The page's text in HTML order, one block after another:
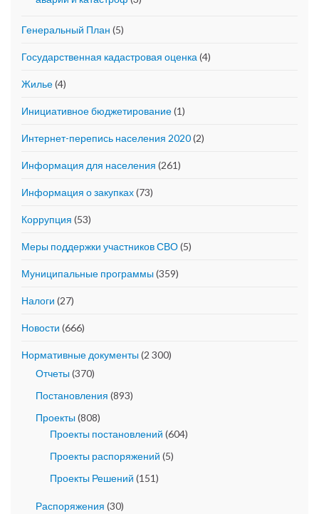
Генеральный План (5)
Государственная кадастровая оценка (4)
Жилье(4)
Инициативное бюджетирование(1)
Интернет-перепись населения 2020(2)
Информация для населения (261)
Информация о закупках(73)
Коррупция (53)
Меры поддержки участников СВО(5)
Муниципальные программы(359)
Налоги (27)
Новости (666)
Нормативные документы(2 300)
Отчеты(370)
Постановления (893)
Проекты(808)
Проекты постановлений (604)
Проекты распоряжений (5)
Проекты Решений (151)
Распоряжения (30)